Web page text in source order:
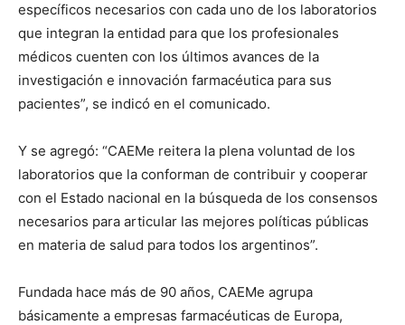
específicos necesarios con cada uno de los laboratorios
que integran la entidad para que los profesionales
médicos cuenten con los últimos avances de la
investigación e innovación farmacéutica para sus
pacientes”, se indicó en el comunicado.
Y se agregó: “CAEMe reitera la plena voluntad de los
laboratorios que la conforman de contribuir y cooperar
con el Estado nacional en la búsqueda de los consensos
necesarios para articular las mejores políticas públicas
en materia de salud para todos los argentinos”.
Fundada hace más de 90 años, CAEMe agrupa
básicamente a empresas farmacéuticas de Europa,